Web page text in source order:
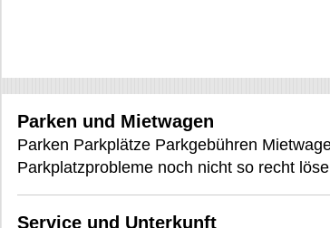
Parken und Mietwagen
Parken Parkplätze Parkgebühren
Parkplatzprobleme noch nicht so recht
Service und Unterkunft